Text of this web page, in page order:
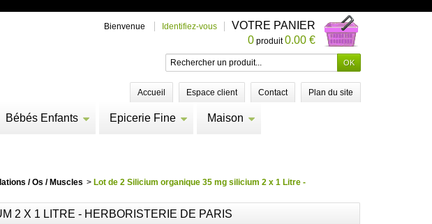
Bienvenue Identifiez-vous
VOTRE PANIER
0 produit0.00 €
Accueil Espace client Contact Plan du site
Bébés Enfants Epicerie Fine Maison
/ Os / Muscles > Lot de 2 Silicium organique 35 mg silicium 2 x 1 Litre -
2 X 1 LITRE - HERBORISTERIE DE PARIS